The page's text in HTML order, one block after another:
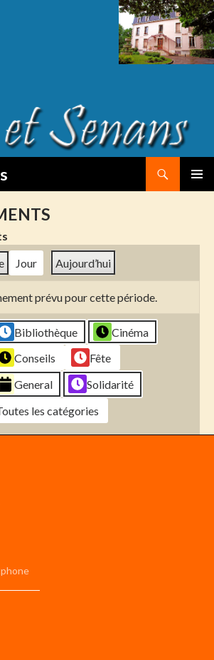
Jour Aujourd’hui
prévu pour cette période.
Bibliothèque
Cinéma
Conseils
Fête
General
Solidarité
les catégories